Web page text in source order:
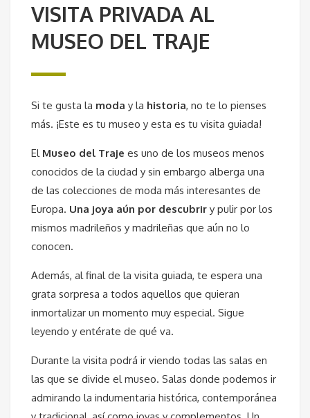
VISITA PRIVADA AL
MUSEO DEL TRAJE
Si te gusta la moda y la historia, no te lo pienses
más. ¡Este es tu museo y esta es tu visita guiada!
El Museo del Traje es uno de los museos menos
conocidos de la ciudad y sin embargo alberga una
de las colecciones de moda más interesantes de
Europa. Una joya aún por descubrir y pulir por los
mismos madrileños y madrileñas que aún no lo
conocen.
Además, al final de la visita guiada, te espera una
grata sorpresa a todos aquellos que quieran
inmortalizar un momento muy especial. Sigue
leyendo y entérate de qué va.
Durante la visita podrá ir viendo todas las salas en
las que se divide el museo. Salas donde podemos ir
admirando la indumentaria histórica, contemporánea